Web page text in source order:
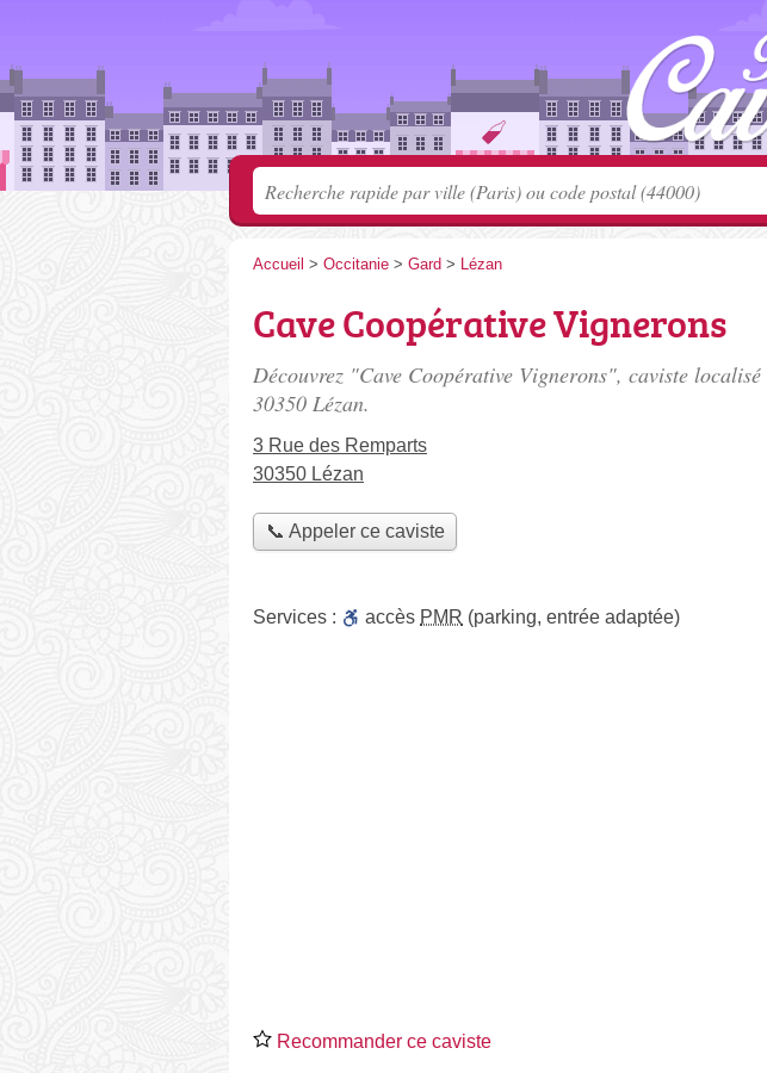
Accueil > Occitanie > Gard > Lézan
Cave Coopérative Vignerons
Découvrez "Cave Coopérative Vignerons", caviste localisé
30350 Lézan.
3 Rue des Remparts
30350 Lézan
📞 Appeler ce caviste
Services : accès PMR (parking, entrée adaptée)
Recommander ce caviste